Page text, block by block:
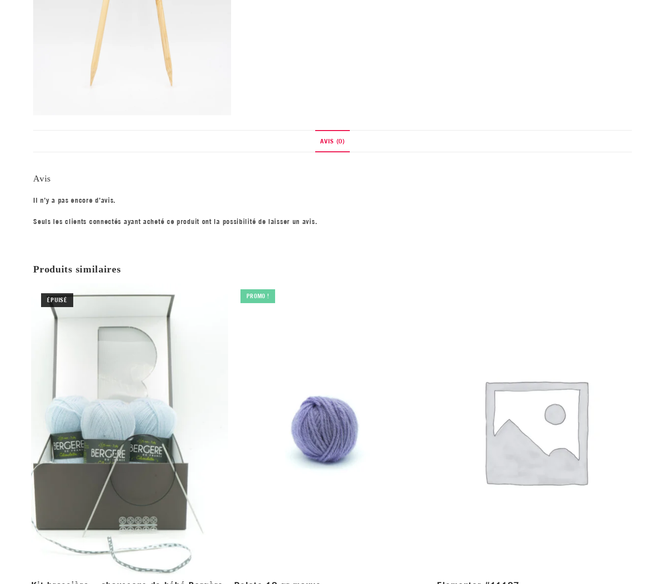
AVIS (0)
Avis
Il n’y a pas encore d’avis.
Seuls les clients connectés ayant acheté ce produit ont la possibilité de laisser un avis.
Produits similaires
ÉPUISÉ PROMO !